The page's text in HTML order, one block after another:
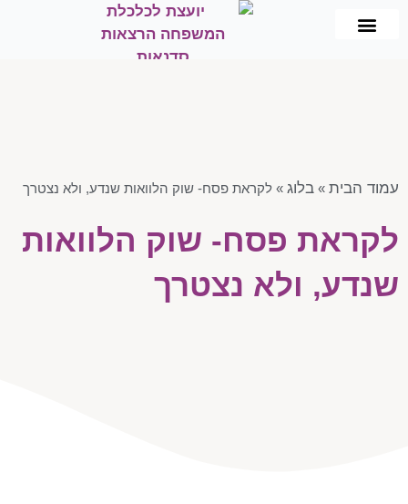
עמוד הבית » בלוג » לקראת פסח- שוק הלוואות שנדע, ולא נצטרך
לקראת פסח- שוק הלוואות
שנדע, ולא נצטרך